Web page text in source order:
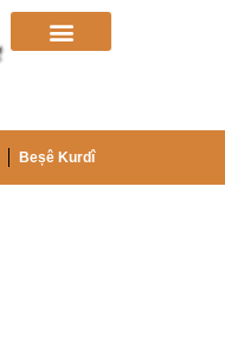
Beșê Kurdî